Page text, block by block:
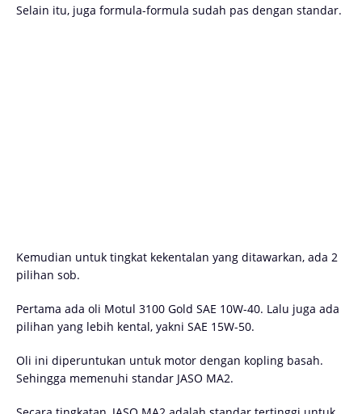
Selain itu, juga formula-formula sudah pas dengan standar.
Kemudian untuk tingkat kekentalan yang ditawarkan, ada 2
pilihan sob.
Pertama ada oli Motul 3100 Gold SAE 10W-40. Lalu juga ada
pilihan yang lebih kental, yakni SAE 15W-50.
Oli ini diperuntukan untuk motor dengan kopling basah.
Sehingga memenuhi standar JASO MA2.